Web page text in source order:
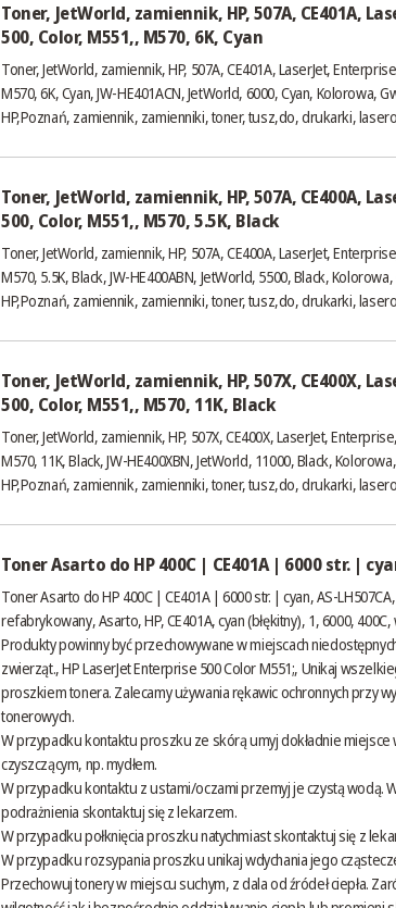
Toner, JetWorld, zamiennik, HP, 507A, CE401A,
500, Color, M551,, M570, 6K, Cyan
Toner, JetWorld, zamiennik, HP, 507A, CE401A, LaserJet,
M570, 6K, Cyan, JW-HE401ACN, JetWorld, 6000, Cyan, Kolorowa,
HP,Poznań, zamiennik, zamienniki, toner, tusz,do, drukarki,
Toner, JetWorld, zamiennik, HP, 507A, CE400A,
500, Color, M551,, M570, 5.5K, Black
Toner, JetWorld, zamiennik, HP, 507A, CE400A, LaserJet,
M570, 5.5K, Black, JW-HE400ABN, JetWorld, 5500, Black,
HP,Poznań, zamiennik, zamienniki, toner, tusz,do, drukarki,
Toner, JetWorld, zamiennik, HP, 507X, CE400X,
500, Color, M551,, M570, 11K, Black
Toner, JetWorld, zamiennik, HP, 507X, CE400X, LaserJet,
M570, 11K, Black, JW-HE400XBN, JetWorld, 11000, Black,
HP,Poznań, zamiennik, zamienniki, toner, tusz,do, drukarki,
Toner Asarto do HP 400C | CE401A | 6000 str. |
Toner Asarto do HP 400C | CE401A | 6000 str. | cyan, AS-
refabrykowany, Asarto, HP, CE401A, cyan (błękitny), 1, 6000, 400C,
Produkty powinny być przechowywane w miejscach
zwierząt., HP LaserJet Enterprise 500 Color M551;, Unikaj
proszkiem tonera. Zalecamy używania rękawic ochronnych przy
tonerowych.
W przypadku kontaktu proszku ze skórą umyj dokładnie
czyszczącym, np. mydłem.
W przypadku kontaktu z ustami/oczami przemyj je czystą wodą.
podrażnienia skontaktuj się z lekarzem.
W przypadku połknięcia proszku natychmiast skontaktuj się z
W przypadku rozsypania proszku unikaj wdychania jego
Przechowuj tonery w miejscu suchym, z dala od źródeł ciepła.